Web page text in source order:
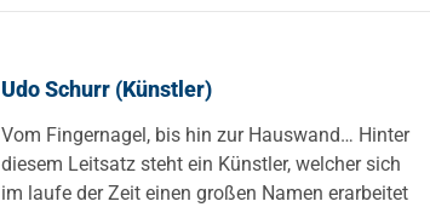
Udo Schurr (Künstler)
Vom Fingernagel, bis hin zur Hauswand… Hinter
diesem Leitsatz steht ein Künstler, welcher sich
im laufe der Zeit einen großen Namen erarbeitet